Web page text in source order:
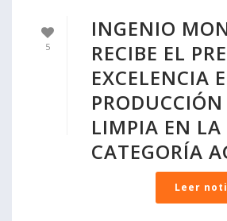
5
INGENIO
RECIBE EL
EXCELENCIA
LIMPIA EN LA
CATEGORÍA
Leer